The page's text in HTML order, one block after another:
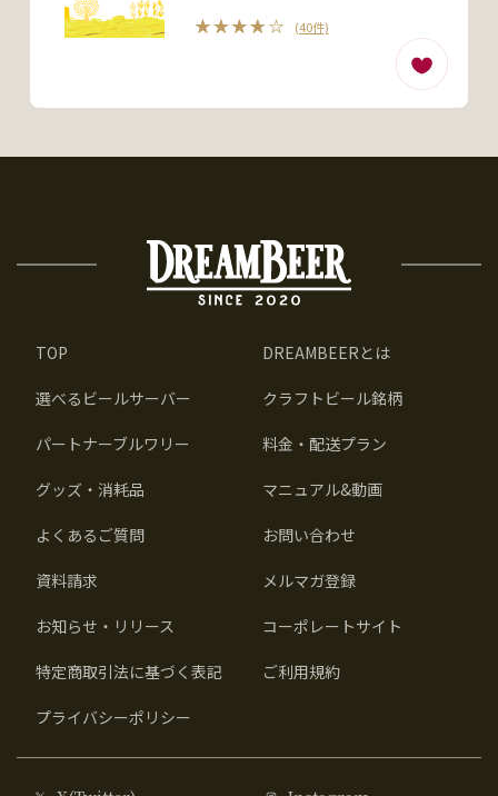
(40件)
TOP DREAMBEERとは
選べるビールサーバー クラフトビール銘柄
パートナーブルワリー 料金・配送プラン
グッズ・消耗品 マニュアル&動画
よくあるご質問 お問い合わせ
資料請求 メルマガ登録
お知らせ・リリース コーポレートサイト
特定商取引法に基づく表記 ご利用規約
プライバシーポリシー